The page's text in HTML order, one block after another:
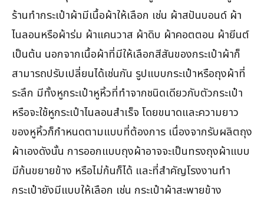
ร้านทำกระเป๋าผ้ามีเนื้อผ้าให้เลือก เช่น ผ้าสปันบอนด์ ผ้า
ไนลอนหรือผ้าร่ม ผ้าแคนวาส ผ้าดิบ ผ้าคอตตอน ผ้ายีนต์
เป็นต้น นอกจากเนื้อผ้าที่มีให้เลือกสีสันของกระเป๋าผ้าก็
สามารถปรับเปลี่ยนได้เช่นกัน รูปแบบกระเป๋าหรือถุงผ้าที่
ระลึก มีทั้งหูกระเป๋าหูหิ้วที่ทำจากชนิดเดียวกับตัวกระเป๋า
หรือจะใช้หูกระเป๋าไนลอนสำเร็จ โดยขนาดและความยาว
ของหูหิ้วก็กำหนดตามแบบที่ต้องการ เนื่องจากรับผลิตถุง
ผ้าเองดังนั้น การออกแบบถุงผ้าอาจจะเป็นทรงถุงผ้าแบบ
มีก้นขยายข้าง หรือไม่ก้นก็ได้ และที่สำคัญโรงงานทำ
กระเป๋ายังมีแบบให้เลือก เช่น กระเป๋าผ้าสะพายข้าง